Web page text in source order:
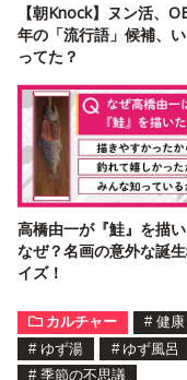
【朝Knock】ヌン活、
年の「流行語」候補、
ってた？
高橋由一が『鮭』を描
なぜ？名画の意外な誕
イズ！
カルチャー # 健康
# ゆず湯 # ゆず風呂
# 季節の不思議